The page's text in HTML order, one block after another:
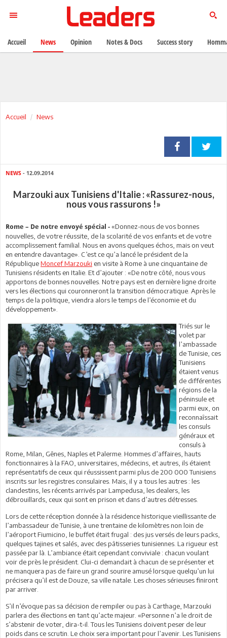
Accueil News
NEWS - 12.09.2014
Marzouki aux Tunisiens d'Italie : «Rassurez-nous,
nous vous rassurons !»
Rome – De notre envoyé spécial - «Donnez-nous de vos bonnes
nouvelles, de votre réussite, de la scolarité de vos enfants et de votre
accomplissement familial. Nous en avons quelques échos, mais on veut
en entendre davantage». C’est ce qu’a lancé le président de la
RépubliqueMoncef Marzouki en visite à Rome à une cinquantaine de
Tunisiens résidents en Italie. Et d’ajouter : «De notre côté, nous vous
apportons de bonnes nouvelles. Notre pays est en dernière ligne droite
vers les élections qui couronneront la transition démocratique. Après le
temps de la politique, viendra alors le temps de l’économie et du
développement».
Triés sur le
volet par
l’ambassade
de Tunisie, ces
Tunisiens
étaient venus
de différentes
régions de la
péninsule et
parmi eux, on
reconnaîssait
les consuls
généraux et
consuls à
Rome, Milan, Gênes, Naples et Palerme. Hommes d’affaires, hauts
fonctionnaires à la FAO, universitaires, médecins, et autres, ils étaient
représentatifs de ceux qui réussissent parmi plus de 200 000 Tunisiens
inscrits sur les registres consulaires. Mais, il y a tous les autres : les
clandestins, les récents arrivés par Lampedusa, les dealers, les
débrouillards, ceux qui sont en prison et dans d’autres détresses.
Lors de cette réception donnée à la résidence historique vieillissante de
l’ambassadeur de Tunisie, à une trentaine de kilomètres non loin de
l’aéroport Fiumicino, le buffet était frugal : des jus versés de leurs packs,
quelques tajines et salés, avec des pâtisseries tunisiennes. La rigueur est
passée par là. L’ambiance était cependant conviviale : chacun voulant
voir de près le président. Clui-ci demandait à chacun de se présenter et
ne manquera pas de faire un grand sourire amusé lorsque quelqu’un lui
précisera qu’il est de Douze, sa ville natale. Les choses sérieuses finiront
par arriver.
S’il n’évoque pas sa décision de rempiler ou pas à Carthage, Marzouki
parlera des élections en tant qu’acte majeur. «Personne n’a le droit de
s’abstenir de voter, dira-t-il. Tous les Tunisiens doivent peser de leur
poids dans ce scrutin. Le choix sera important pour l’avenir. Les Tunisiens
Accueil News Opinion Notes & Docs Success story